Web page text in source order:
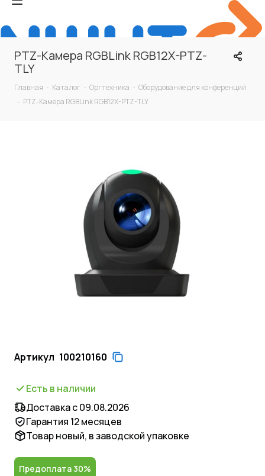
PTZ-Камера RGBLink RGB12X-PTZ-
TLY
Главная - Каталог - Оргтехника - Оборудование для конференций
- PTZ-Камера RGBLink RGB12X-PTZ-TLY
Артикул 100210160
Есть в наличии
Доставка с 09.08.2026
Гарантия 12 месяцев
Товар новый, в заводской упаковке
Предоплата 30%